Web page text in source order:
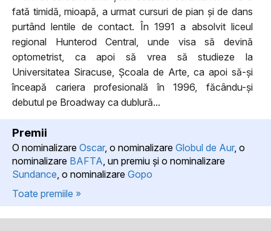
fată timidă, mioapă, a urmat cursuri de pian și de dans
purtând lentile de contact. În 1991 a absolvit liceul
regional Hunterod Central, unde visa să devină
optometrist, ca apoi să vrea să studieze la
Universitatea Siracuse, Școala de Arte, ca apoi să-și
înceapă cariera profesională în 1996, făcându-și
debutul pe Broadway ca dublură...
Premii
O nominalizare Oscar, o nominalizare Globul de Aur, o
nominalizare BAFTA , un premiu şi o nominalizare
Sundance , o nominalizare Gopo
Toate premiile »